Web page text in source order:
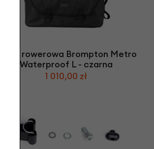
Torba rowerowa Brompton Metro
Waterproof L - czarna
1 010,00 zł